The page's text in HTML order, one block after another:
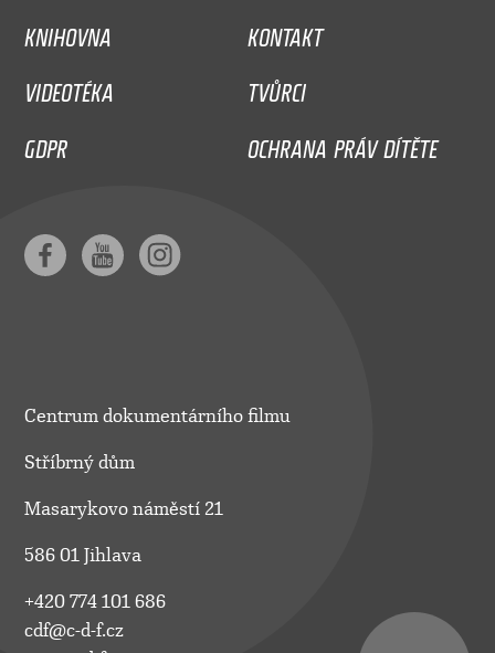
KNIHOVNA
KONTAKT
VIDEOTÉKA
TVŮRCI
GDPR
OCHRANA PRÁV DÍTĚTE
Centrum dokumentárního filmu
Stříbrný dům
Masarykovo náměstí 21
586 01 Jihlava
+420 774 101 686
cdf@c-d-f.cz